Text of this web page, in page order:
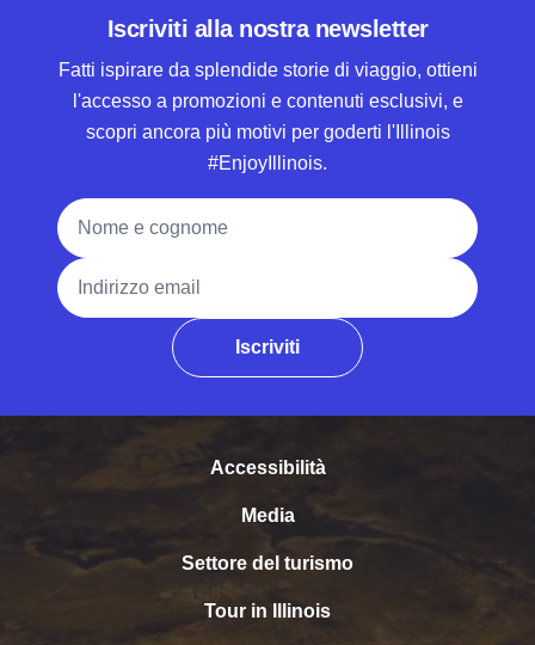
Iscriviti alla nostra newsletter
Fatti ispirare da splendide storie di viaggio, ottieni
l'accesso a promozioni e contenuti esclusivi, e
scopri ancora più motivi per goderti l'Illinois
#EnjoyIllinois.
Nome e cognome
Indirizzo email
Iscriviti
Accessibilità
Media
Settore del turismo
Tour in Illinois